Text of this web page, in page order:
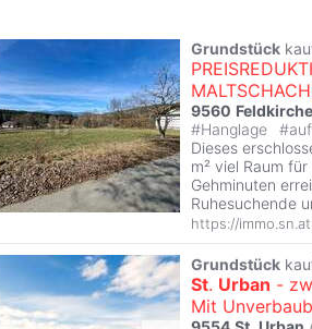
Grundstück
9560
#Hanglage #
Dieses
m² viel Raum
Gehminuten
Ruhesuchende
https://immo.sn.at
Grundstück
St. Urban -
Mit